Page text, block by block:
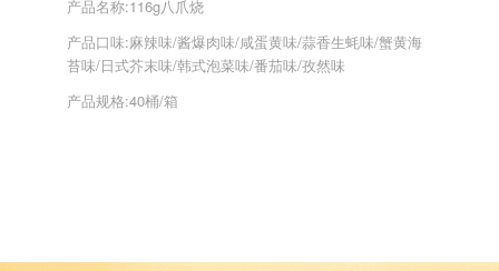
产品名称:116g八爪烧
产品口味:麻辣味/酱爆肉味/咸蛋黄味/蒜香生蚝味/蟹黄海
苔味/日式芥末味/韩式泡菜味/番茄味/孜然味
产品规格:40桶/箱